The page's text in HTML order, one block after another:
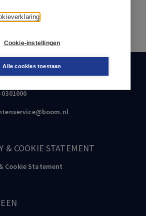
Cookie-instellingen
Alle cookies toestaan
0301000
& COOKIE STATEMENT
Cookie Statement